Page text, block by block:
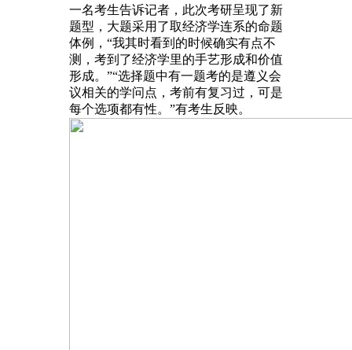
一名考生告诉记者，此次考研呈现了新
题型，大题采用了取经济学连系的命题
体例，“我其时看到的时候确实有点不
测，考到了经济学里的手艺形成和价值
形成。”“选择题中有一题考的是遵义会
议相关的学问点，考前有复习过，可是
每个选项都有性。”有考生反映。